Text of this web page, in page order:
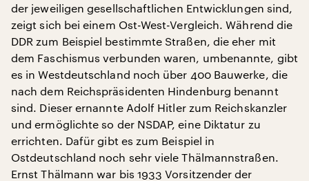
der jeweiligen gesellschaftlichen Entwicklungen sind,
zeigt sich bei einem Ost-West-Vergleich. Während die
DDR zum Beispiel bestimmte Straßen, die eher mit
dem Faschismus verbunden waren, umbenannte, gibt
es in Westdeutschland noch über 400 Bauwerke, die
nach dem Reichspräsidenten Hindenburg benannt
sind. Dieser ernannte Adolf Hitler zum Reichskanzler
und ermöglichte so der NSDAP, eine Diktatur zu
errichten. Dafür gibt es zum Beispiel in
Ostdeutschland noch sehr viele Thälmannstraßen.
Ernst Thälmann war bis 1933 Vorsitzender der